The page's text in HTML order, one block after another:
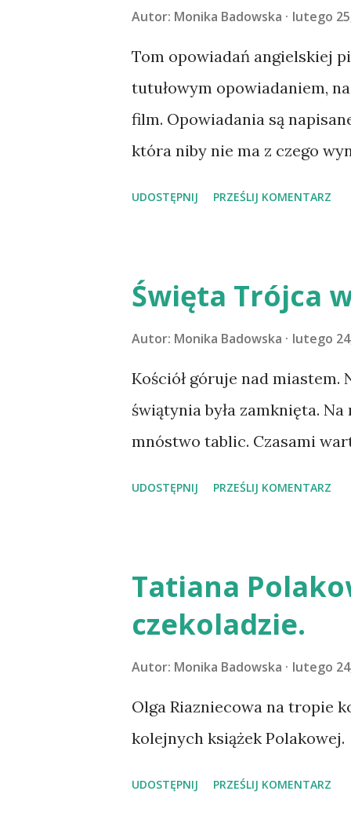
zakompleksionych
Autor: Monika Badowska lutego
Tom opowiadań angielskiej
tutułowym opowiadaniem,
film. Opowiadania są
która niby nie ma z czego
UDOSTĘPNIJ PRZEŚLIJ KOMENTARZ
Święta Trójca
Autor: Monika Badowska lutego
Kościół góruje nad miastem.
świątynia była zamknięta.
mnóstwo tablic. Czasami
UDOSTĘPNIJ PRZEŚLIJ KOMENTARZ
Tatiana
czekoladzie.
Autor: Monika Badowska lutego
Olga Riazniecowa na tropie
kolejnych książek Polakowej.
UDOSTĘPNIJ PRZEŚLIJ KOMENTARZ